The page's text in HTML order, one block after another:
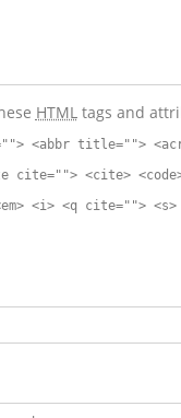
HTMLtags and
<abbr title="">
cite=""> <cite>
<i> <q cite="">